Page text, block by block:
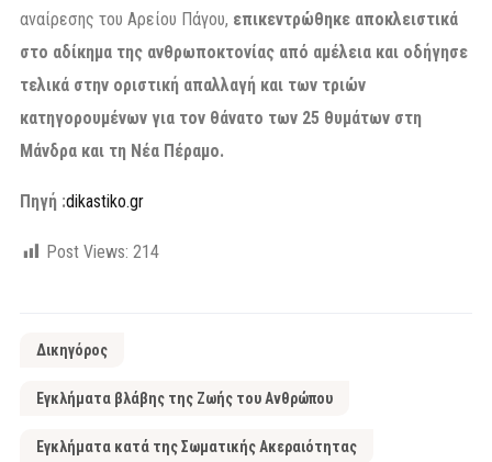
αναίρεσης του Αρείου Πάγου, επικεντρώθηκε αποκλειστικά
στο αδίκημα της ανθρωποκτονίας από αμέλεια και οδήγησε
τελικά στην οριστική απαλλαγή και των τριών
κατηγορουμένων για τον θάνατο των 25 θυμάτων στη
Μάνδρα και τη Νέα Πέραμο.
Πηγή :dikastiko.gr
Post Views: 214
Δικηγόρος
Εγκλήματα βλάβης της Ζωής του Ανθρώπου
Εγκλήματα κατά της Σωματικής Ακεραιότητας